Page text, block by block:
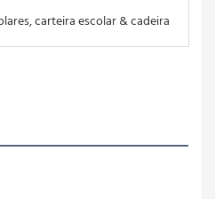
carteira escolar & cadeira